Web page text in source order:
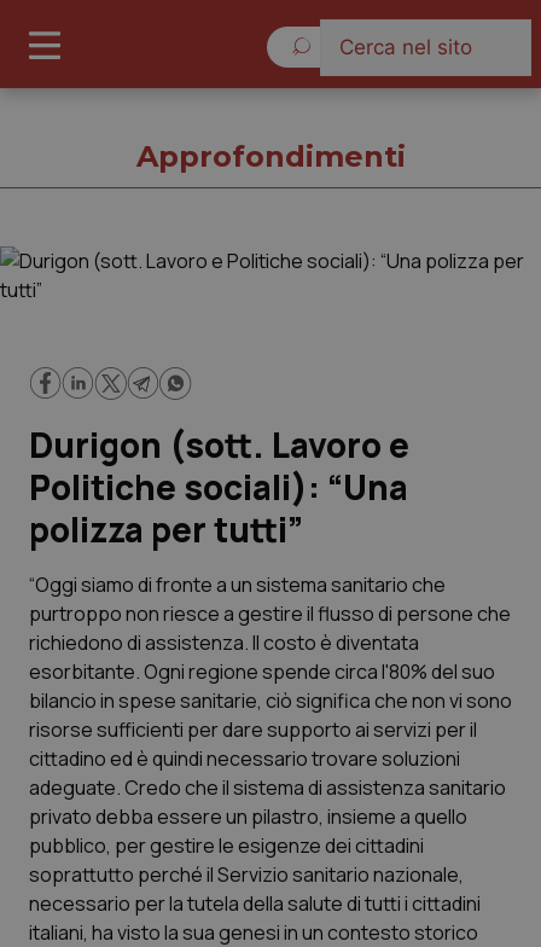
Governo e Parlamento
Regioni e Asl
Lavoro e Professioni
Scienza e Farmaci
Studi e Analisi
Lettere al direttore
Edizioni Regionali
QS Pro
Professionisti Sanitari.AI
Approfondimenti
Durigon (sott. Lavoro e
Politiche sociali): “Una
polizza per tutti”
“Oggi siamo di fronte a un sistema sanitario che
purtroppo non riesce a gestire il flusso di persone che
richiedono di assistenza. Il costo è diventata
esorbitante. Ogni regione spende circa l'80% del suo
bilancio in spese sanitarie, ciò significa che non vi sono
risorse sufficienti per dare supporto ai servizi per il
cittadino ed è quindi necessario trovare soluzioni
adeguate. Credo che il sistema di assistenza sanitario
privato debba essere un pilastro, insieme a quello
pubblico, per gestire le esigenze dei cittadini
soprattutto perché il Servizio sanitario nazionale,
necessario per la tutela della salute di tutti i cittadini
italiani, ha visto la sua genesi in un contesto storico